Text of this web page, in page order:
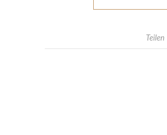
Teilen